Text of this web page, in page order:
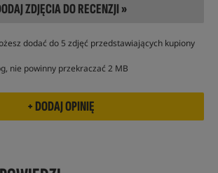
ZDJĘCIA DO RECENZJI »
dodać do 5 zdjęć przedstawiających kupiony
nie powinny przekraczać 2 MB